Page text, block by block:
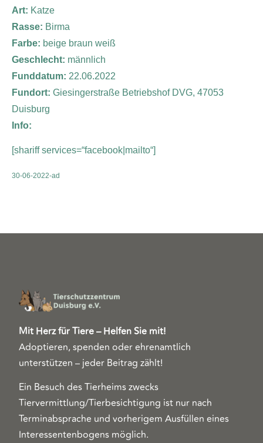
Art: Katze
Rasse: Birma
Farbe: beige braun weiß
Geschlecht: männlich
Funddatum: 22.06.2022
Fundort: Giesingerstraße Betriebshof DVG, 47053
Duisburg
Info:
[shariff services=“facebook|mailto“]
30-06-2022-ad
Mit Herz für Tiere – Helfen Sie mit!
Adoptieren, spenden oder ehrenamtlich
unterstützen – jeder Beitrag zählt!
Ein Besuch des Tierheims zwecks
Tiervermittlung/Tierbesichtigung ist nur nach
Terminabsprache und vorherigem Ausfüllen eines
Interessentenbogens möglich.